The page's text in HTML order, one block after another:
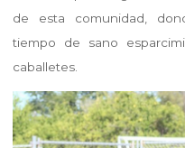
de esta comunidad,
tiempo de sano
caballetes.